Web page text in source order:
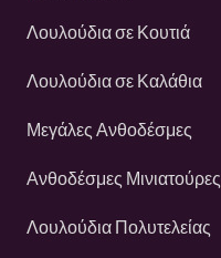
Λουλούδια σε Κουτιά
Λουλούδια σε Καλάθια
Μεγάλες Ανθοδέσμες
Ανθοδέσμες Μινιατούρες
Λουλούδια Πολυτελείας